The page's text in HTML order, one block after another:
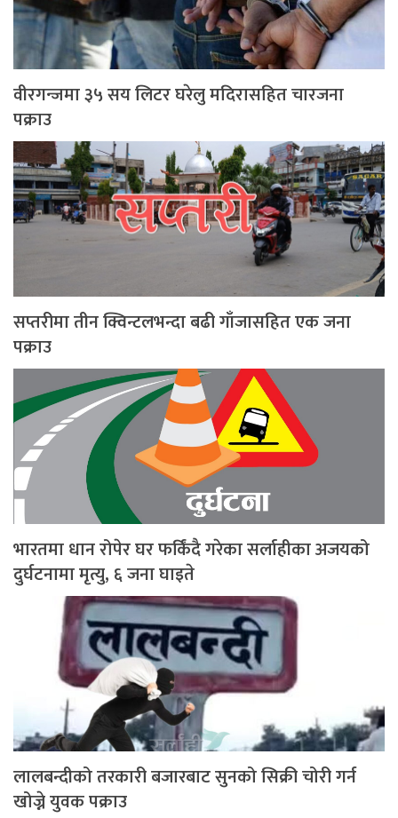
वीरगन्जमा ३५ सय लिटर घरेलु मदिरासहित चारजना
पक्राउ
सप्तरीमा तीन क्विन्टलभन्दा बढी गाँजासहित एक जना
पक्राउ
भारतमा धान रोपेर घर फर्किंदै गरेका सर्लाहीका अजयको
दुर्घटनामा मृत्यु, ६ जना घाइते
लालबन्दीको तरकारी बजारबाट सुनको सिक्री चोरी गर्न
खोज्ने युवक पक्राउ